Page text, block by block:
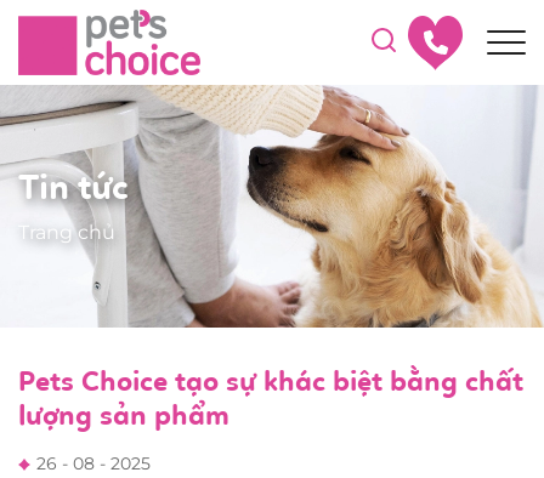
Tin tức
Trang chủ
Pets Choice tạo sự khác biệt bằng chất
lượng sản phẩm
26 - 08 - 2025